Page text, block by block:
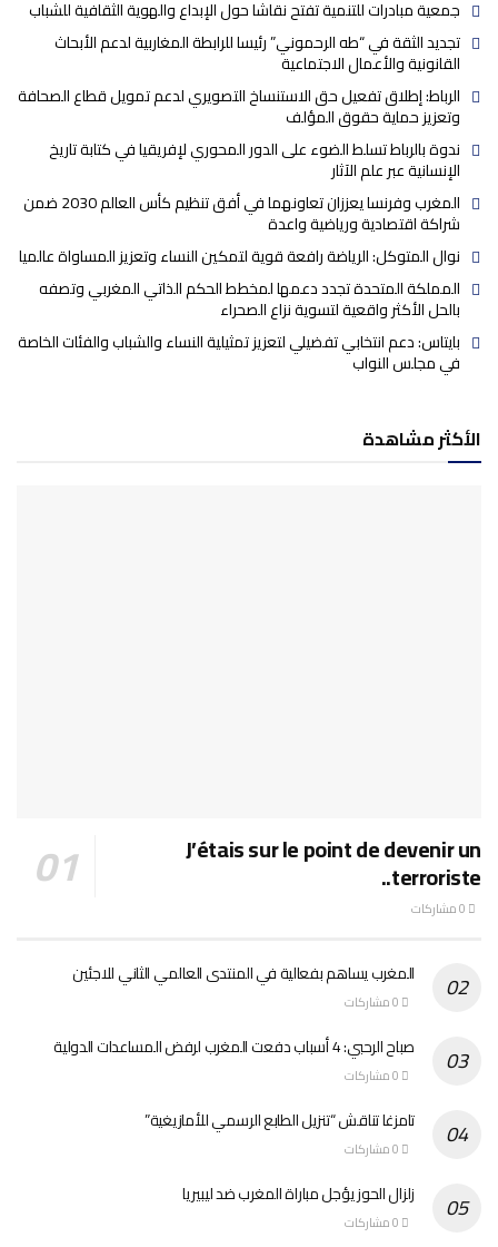
جمعية مبادرات للتنمية تفتح نقاشا حول الإبداع والهوية الثقافية للشباب
تجديد الثقة في “طه الرحموني” رئيسا للرابطة المغاربية لدعم الأبحاث
القانونية والأعمال الاجتماعية
الرباط: إطلاق تفعيل حق الاستنساخ التصويري لدعم تمويل قطاع الصحافة
وتعزيز حماية حقوق المؤلف
ندوة بالرباط تسلط الضوء على الدور المحوري لإفريقيا في كتابة تاريخ
الإنسانية عبر علم الآثار
المغرب وفرنسا يعززان تعاونهما في أفق تنظيم كأس العالم 2030 ضمن
شراكة اقتصادية ورياضية واعدة
نوال المتوكل: الرياضة رافعة قوية لتمكين النساء وتعزيز المساواة عالميا
المملكة المتحدة تجدد دعمها لمخطط الحكم الذاتي المغربي وتصفه
بالحل الأكثر واقعية لتسوية نزاع الصحراء
بايتاس: دعم انتخابي تفضيلي لتعزيز تمثيلية النساء والشباب والفئات الخاصة
في مجلس النواب
الأكثر مشاهدة
J’étais sur le point de devenir un
terroriste..
المغرب يساهم بفعالية في المنتدى العالمي الثاني للاجئين
صباح الرحبي: 4 أسباب دفعت المغرب لرفض المساعدات الدولية
تامزغا تناقش “تنزيل الطابع الرسمي للأمازيغية”
زلزال الحوز يؤجل مباراة المغرب ضد ليبيريا